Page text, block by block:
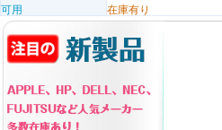
可用
在庫有り